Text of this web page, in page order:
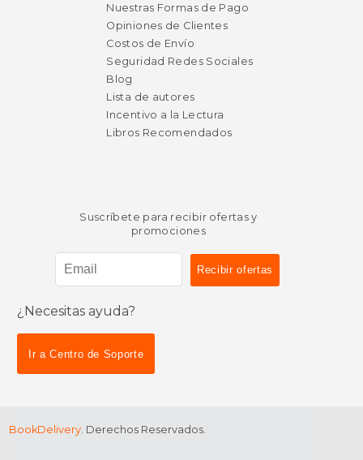
Nuestras Formas de Pago
Opiniones de Clientes
Costos de Envío
Seguridad Redes Sociales
Blog
Lista de autores
Incentivo a la Lectura
Libros Recomendados
Suscríbete para recibir ofertas y
promociones
¿Necesitas ayuda?
Ir a Centro de Soporte
BookDelivery. Derechos Reservados.